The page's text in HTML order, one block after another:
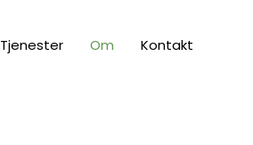
Tjenester Om Kontakt